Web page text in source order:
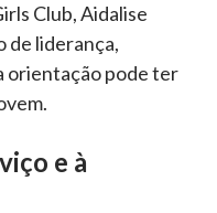
Club, Aidalise
de liderança,
orientação pode ter
e à